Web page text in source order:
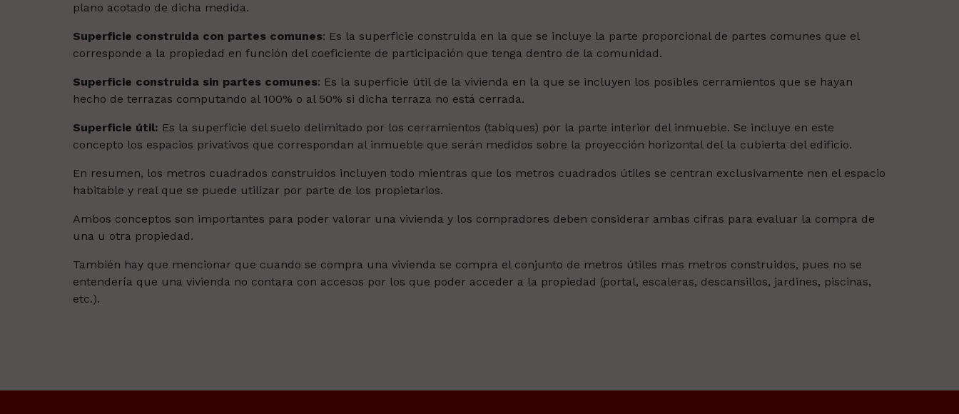
plano acotado de dicha medida.
Superficie construida con partes comunes: Es la superficie construida en la que se incluye la parte proporcional de partes comunes que el
corresponde a la propiedad en función del coeficiente de participación que tenga dentro de la comunidad.
Superficie construida sin partes comunes: Es la superficie útil de la vivienda en la que se incluyen los posibles cerramientos que se hayan
hecho de terrazas computando al 100% o al 50% si dicha terraza no está cerrada.
Superficie útil: Es la superficie del suelo delimitado por los cerramientos (tabiques) por la parte interior del inmueble. Se incluye en este
concepto los espacios privativos que correspondan al inmueble que serán medidos sobre la proyección horizontal del la cubierta del edificio.
En resumen, los metros cuadrados construidos incluyen todo mientras que los metros cuadrados útiles se centran exclusivamente nen el espacio
habitable y real que se puede utilizar por parte de los propietarios.
Ambos conceptos son importantes para poder valorar una vivienda y los compradores deben considerar ambas cifras para evaluar la compra de
una u otra propiedad.
También hay que mencionar que cuando se compra una vivienda se compra el conjunto de metros útiles mas metros construidos, pues no se
entendería que una vivienda no contara con accesos por los que poder acceder a la propiedad (portal, escaleras, descansillos, jardines, piscinas,
etc.).